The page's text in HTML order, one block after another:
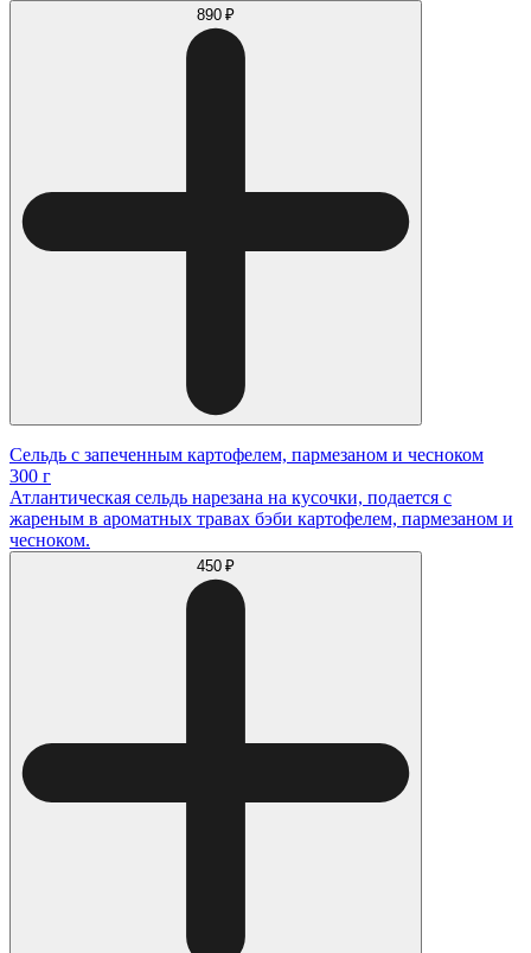
890 ₽
Сельдь с запеченным картофелем, пармезаном и чесноком
300 г
Атлантическая сельдь нарезана на кусочки, подается с
жареным в ароматных травах бэби картофелем, пармезаном и
чесноком.
450 ₽